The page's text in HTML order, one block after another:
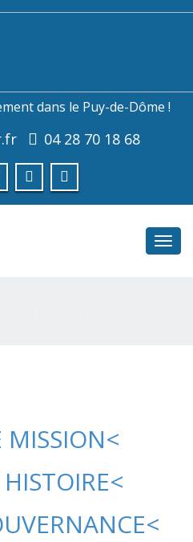
dans le Puy-de-Dôme !
04 28 70 18 68
MISSION<